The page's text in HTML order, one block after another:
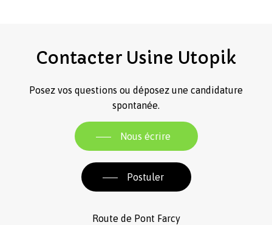
Contacter Usine Utopik
Posez vos questions ou déposez une candidature
spontanée.
Nous écrire
Postuler
Route de Pont Farcy